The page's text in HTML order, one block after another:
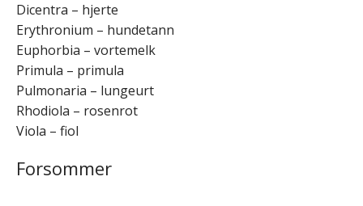
Dicentra – hjerte
Erythronium – hundetann
Euphorbia – vortemelk
Primula – primula
Pulmonaria – lungeurt
Rhodiola – rosenrot
Viola – fiol
Forsommer